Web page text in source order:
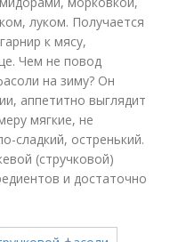
луком. Получается
к мясу,
Чем не повод
на зиму? Он
аппетитно выглядит
мягкие, не
сладкий, остренький.
(стручковой)
и достаточно